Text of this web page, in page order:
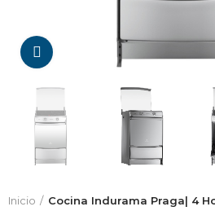
Da click para agrandar
Inicio Cocina Indurama Praga| 4